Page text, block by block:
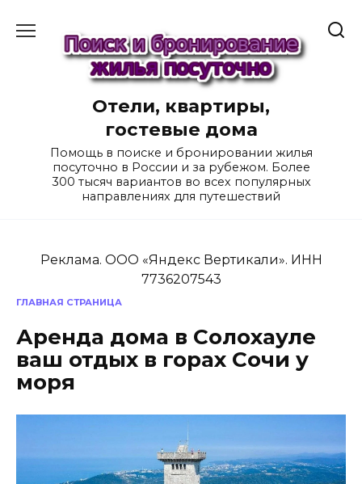
содержанию
Отели, квартиры,
гостевые дома
Помощь в поиске и бронировании жилья
посуточно в России и за рубежом. Более
300 тысяч вариантов во всех популярных
направлениях для путешествий
Реклама. ООО «Яндекс Вертикали». ИНН
7736207543
ГЛАВНАЯ СТРАНИЦА
Аренда дома в Солохауле
ваш отдых в горах Сочи у
моря